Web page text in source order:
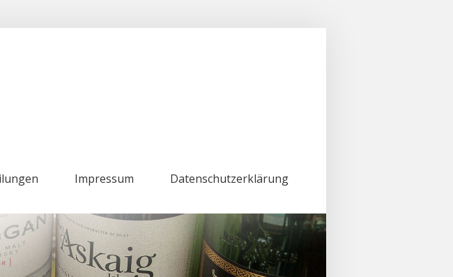
Impressum Datenschutzerklärung